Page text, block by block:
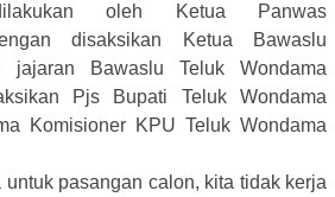
oleh Ketua Panwas
disaksikan Ketua Bawaslu
jajaran Bawaslu Teluk Wondama
Pjs Bupati Teluk Wondama
Komisioner KPU Teluk Wondama
untuk pasangan calon, kita tidak kerja